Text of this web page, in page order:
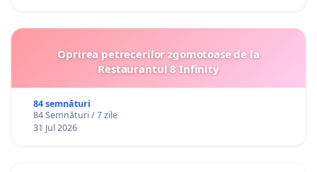
Oprirea petrecerilor zgomotoase de la
Restaurantul 8 Infinity
84 semnături
84 Semnături / 7 zile
31 Jul 2026